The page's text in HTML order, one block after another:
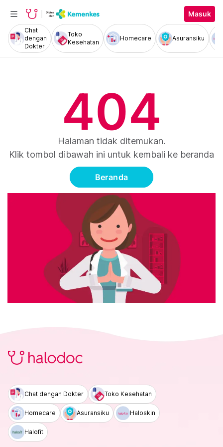
Masuk
Chat
dengan
Dokter
Toko
Kesehatan
Homecare Asuransiku
404
Halaman tidak ditemukan.
Klik tombol dibawah ini untuk kembali ke beranda
Beranda
Chat dengan Dokter Toko Kesehatan
Homecare Asuransiku Haloskin
Halofit